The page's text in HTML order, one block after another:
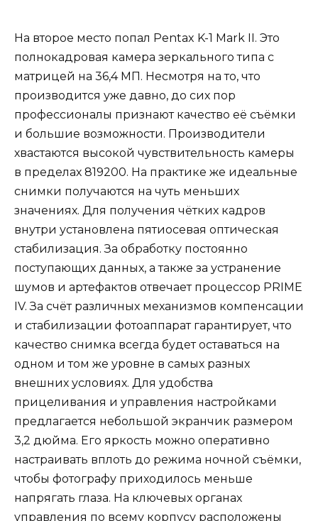
На второе место попал Pentax K-1 Mark II. Это
полнокадровая камера зеркального типа с
матрицей на 36,4 МП. Несмотря на то, что
производится уже давно, до сих пор
профессионалы признают качество её съёмки
и большие возможности. Производители
хвастаются высокой чувствительность камеры
в пределах 819200. На практике же идеальные
снимки получаются на чуть меньших
значениях. Для получения чётких кадров
внутри установлена пятиосевая оптическая
стабилизация. За обработку постоянно
поступающих данных, а также за устранение
шумов и артефактов отвечает процессор PRIME
IV. За счёт различных механизмов компенсации
и стабилизации фотоаппарат гарантирует, что
качество снимка всегда будет оставаться на
одном и том же уровне в самых разных
внешних условиях. Для удобства
прицеливания и управления настройками
предлагается небольшой экранчик размером
3,2 дюйма. Его яркость можно оперативно
настраивать вплоть до режима ночной съёмки,
чтобы фотографу приходилось меньше
напрягать глаза. На ключевых органах
управления по всему корпусу расположены